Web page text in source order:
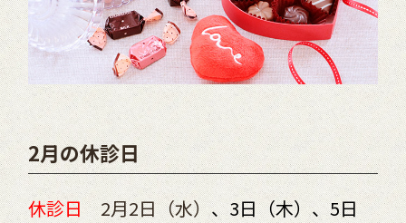
2月の休診日
休診日2月2日（水）、3日（木）、5日